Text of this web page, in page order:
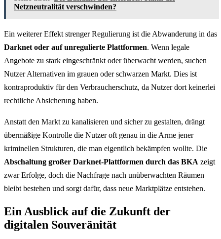
Netzneutralität verschwinden?
Ein weiterer Effekt strenger Regulierung ist die Abwanderung in das
Darknet oder auf unregulierte Plattformen. Wenn legale
Angebote zu stark eingeschränkt oder überwacht werden, suchen
Nutzer Alternativen im grauen oder schwarzen Markt. Dies ist
kontraproduktiv für den Verbraucherschutz, da Nutzer dort keinerlei
rechtliche Absicherung haben.
Anstatt den Markt zu kanalisieren und sicher zu gestalten, drängt
übermäßige Kontrolle die Nutzer oft genau in die Arme jener
kriminellen Strukturen, die man eigentlich bekämpfen wollte. Die
Abschaltung großer Darknet-Plattformen durch das BKA zeigt
zwar Erfolge, doch die Nachfrage nach unüberwachten Räumen
bleibt bestehen und sorgt dafür, dass neue Marktplätze entstehen.
Ein Ausblick auf die Zukunft der
digitalen Souveränität